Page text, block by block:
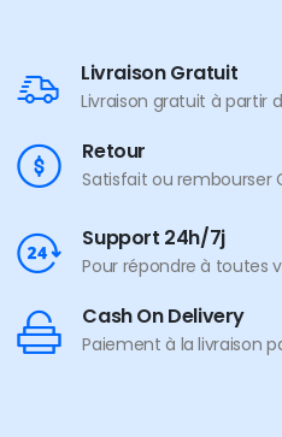
Livraison Gratuit
Livraison gratuit à partir
Retour
Satisfait ou rembourser
Support 24h/7j
Pour répondre à toutes
Cash On Delivery
Paiement à la livraison